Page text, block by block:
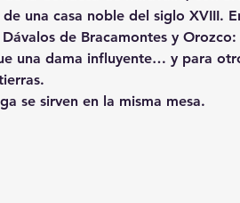
una casa noble del siglo XVIII.
de Bracamontes y
una dama influyente… y para
se sirven en la misma mesa.